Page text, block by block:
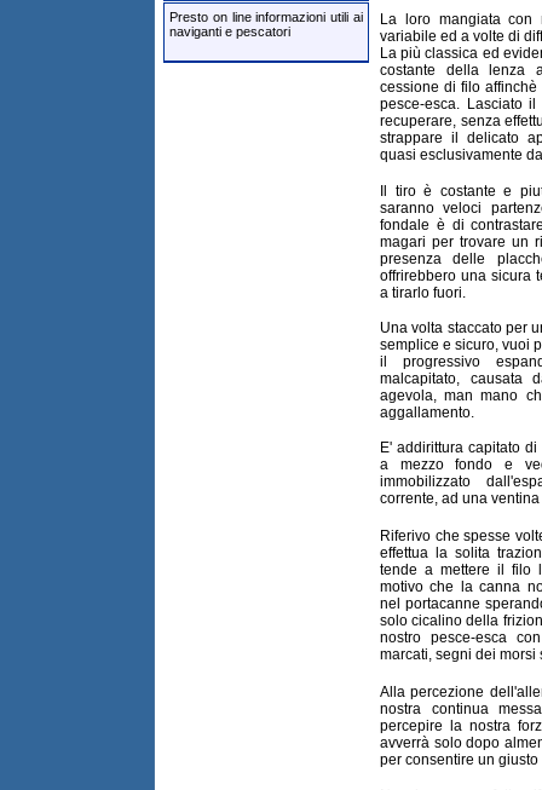
Presto on line informazioni utili ai
naviganti e pescatori
La loro mangiata con
variabile ed a volte di
La più classica ed
costante della lenza
cessione di filo
pesce-esca. Lasciato
recuperare, senza
strappare il delicato
quasi esclusivamente
Il tiro è costante e
saranno veloci
fondale è di
magari per trovare un
presenza delle
offrirebbero una sicura
a tirarlo fuori.
Una volta staccato per
semplice e sicuro, vuoi
il progressivo
malcapitato, causata
agevola, man mano
aggallamento.
E' addirittura capitato
a mezzo fondo e
immobilizzato
corrente, ad una
Riferivo che spesse
effettua la solita
tende a mettere il filo
motivo che la canna
nel portacanne
solo cicalino della
nostro pesce-esca
marcati, segni dei
Alla percezione
nostra continua
percepire la nostra
avverrà solo dopo
per consentire un